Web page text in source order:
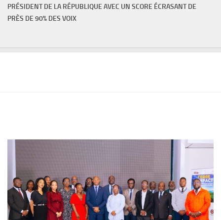
PRÉSIDENT DE LA RÉPUBLIQUE AVEC UN SCORE ÉCRASANT DE
PRÈS DE 90% DES VOIX